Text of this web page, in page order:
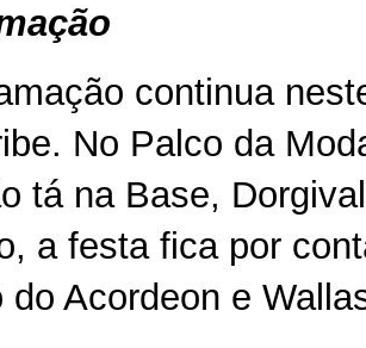
continua
No Palco da
tá na Base,
a festa fica por
do Acordeon e